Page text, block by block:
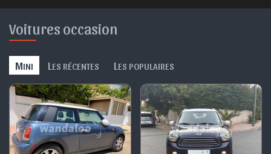
Voitures occasion
MINI L ES RÉCENTES L ES POPULAIRES